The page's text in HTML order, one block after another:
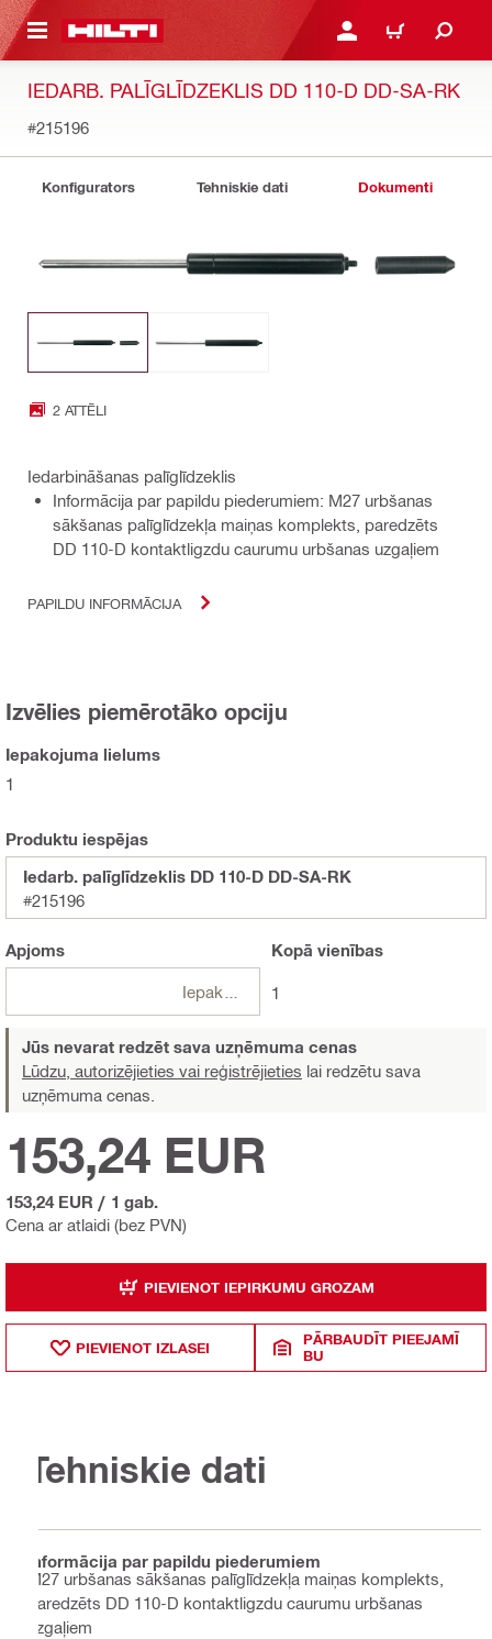
SATURU PIESLĒGTIES VAI
IEPIRKŠANĀS
IEDARB. PALĪGLĪDZEKLIS DD 110-D DD-SA-RK
#215196
Konfigurators Tehniskie dati Dokumenti
2 ATTĒLI
Iedarbināšanas palīglīdzeklis
Informācija par papildu piederumiem: M27 urbšanas
sākšanas palīglīdzekļa maiņas komplekts, paredzēts
DD 110-D kontaktligzdu caurumu urbšanas uzgaļiem
PAPILDU INFORMĀCIJA
Izvēlies piemērotāko opciju
Iepakojuma lielums
1
Produktu iespējas
Iedarb. palīglīdzeklis DD 110-D DD-SA-RK
#215196
Apjoms Kopā vienības
1
Jūs nevarat redzēt sava uzņēmuma cenas
Lūdzu, autorizējieties vai reģistrējieties lai redzētu sava
uzņēmuma cenas.
Cena ar atlaidi (bez PVN)
153,24 EUR
153,24 EUR / 1 gab.
PIEVIENOT IEPIRKUMU GROZAM
PIEVIENOT IZLASEI
PĀRBAUDĪT PIEEJAMĪ
BU
Tehniskie dati
Informācija par papildu piederumiem
M27 urbšanas sākšanas palīglīdzekļa maiņas komplekts,
paredzēts DD 110-D kontaktligzdu caurumu urbšanas
uzgaļiem